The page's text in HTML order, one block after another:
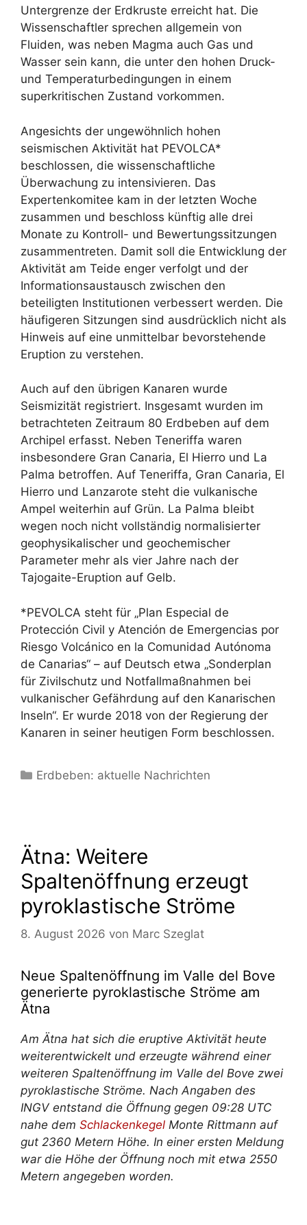
Untergrenze der Erdkruste erreicht hat. Die
Wissenschaftler sprechen allgemein von
Fluiden, was neben Magma auch Gas und
Wasser sein kann, die unter den hohen Druck-
und Temperaturbedingungen in einem
superkritischen Zustand vorkommen.
Angesichts der ungewöhnlich hohen
seismischen Aktivität hat PEVOLCA*
beschlossen, die wissenschaftliche
Überwachung zu intensivieren. Das
Expertenkomitee kam in der letzten Woche
zusammen und beschloss künftig alle drei
Monate zu Kontroll- und Bewertungssitzungen
zusammentreten. Damit soll die Entwicklung der
Aktivität am Teide enger verfolgt und der
Informationsaustausch zwischen den
beteiligten Institutionen verbessert werden. Die
häufigeren Sitzungen sind ausdrücklich nicht als
Hinweis auf eine unmittelbar bevorstehende
Eruption zu verstehen.
Auch auf den übrigen Kanaren wurde
Seismizität registriert. Insgesamt wurden im
betrachteten Zeitraum 80 Erdbeben auf dem
Archipel erfasst. Neben Teneriffa waren
insbesondere Gran Canaria, El Hierro und La
Palma betroffen. Auf Teneriffa, Gran Canaria, El
Hierro und Lanzarote steht die vulkanische
Ampel weiterhin auf Grün. La Palma bleibt
wegen noch nicht vollständig normalisierter
geophysikalischer und geochemischer
Parameter mehr als vier Jahre nach der
Tajogaite-Eruption auf Gelb.
*PEVOLCA steht für „Plan Especial de
Protección Civil y Atención de Emergencias por
Riesgo Volcánico en la Comunidad Autónoma
de Canarias“ – auf Deutsch etwa „Sonderplan
für Zivilschutz und Notfallmaßnahmen bei
vulkanischer Gefährdung auf den Kanarischen
Inseln“. Er wurde 2018 von der Regierung der
Kanaren in seiner heutigen Form beschlossen.
Kategorien
Erdbeben: aktuelle Nachrichten
Ätna: Weitere
Spaltenöffnung erzeugt
pyroklastische Ströme
8. August 2026 von Marc Szeglat
Neue Spaltenöffnung im Valle del Bove
generierte pyroklastische Ströme am
Ätna
Am Ätna hat sich die eruptive Aktivität heute
weiterentwickelt und erzeugte während einer
weiteren Spaltenöffnung im Valle del Bove zwei
pyroklastische Ströme. Nach Angaben des
INGV entstand die Öffnung gegen 09:28 UTC
nahe dem Schlackenkegel Monte Rittmann auf
gut 2360 Metern Höhe. In einer ersten Meldung
war die Höhe der Öffnung noch mit etwa 2550
Metern angegeben worden.